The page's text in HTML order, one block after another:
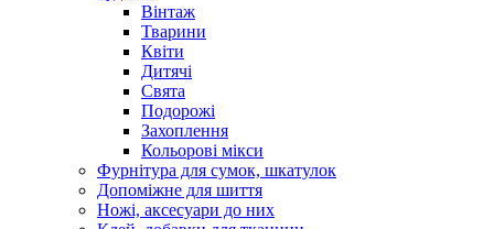
Вінтаж
Тварини
Квіти
Дитячі
Свята
Подорожі
Захоплення
Кольорові мікси
Фурнітура для сумок, шкатулок
Допоміжне для шиття
Ножі, аксесуари до них